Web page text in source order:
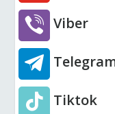
Viber
Tiktok